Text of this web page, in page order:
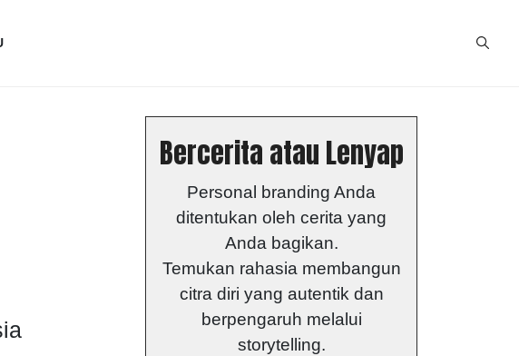
Bercerita atau Lenyap
Personal branding Anda
ditentukan oleh cerita yang
Anda bagikan.
Temukan rahasia membangun
citra diri yang autentik dan
berpengaruh melalui
storytelling.